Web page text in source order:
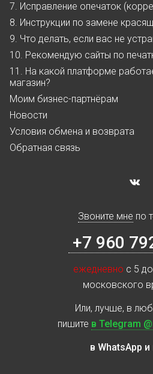
7. Исправление опечаток
8. Инструкции по замене
9. Что делать, если вас не
10. Рекомендую сайты по
11. На какой платформе
магазин?
Моим бизнес-партнёрам
Новости
Условия обмена и возврата
Обратная связь
Звоните мне по
+7 960
ежедневно с 5
московского
Или, лучше, в
пишите в Telegram
в WhatsApp и